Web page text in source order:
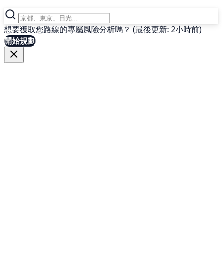
想要獲取您路線的專屬風險分析嗎？ (最後更新: 2小時前)
開始規劃